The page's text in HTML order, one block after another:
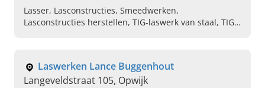
Lasser, Lasconstructies, Smeedwerken,
Lasconstructies herstellen, TIG-laswerk van staal, TIG-
Laswerken Lance Buggenhout
Langeveldstraat 105, Opwijk